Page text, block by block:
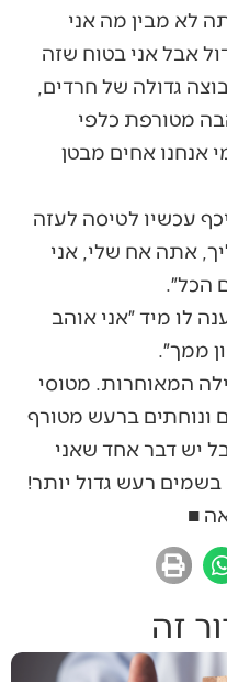
לא מבין מה אני
אבל אני בטוח שזה
גדולה של חרדים,
מטורפת כלפי
אנחנו אחים מבטן
עכשיו לטיסה לעזה
אתה אח שלי, אני
הכל״.
לו מיד ״אני אוהב
ממך״.
המאוחרות. מטוסי
ונוחתים ברעש מטורף
יש דבר אחד שאני
רעש גדול יותר!
■
זה